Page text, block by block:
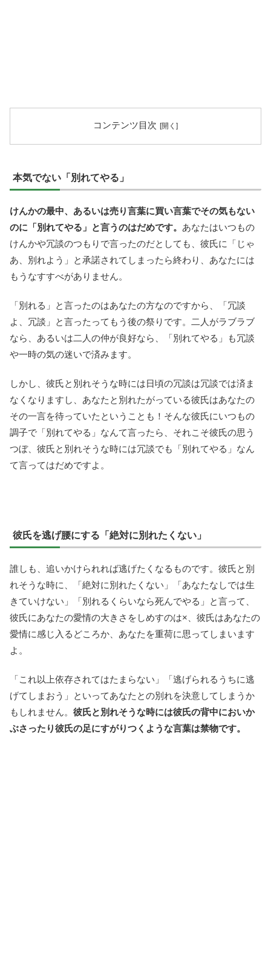
コンテンツ目次
本気でない「別れてやる」
けんかの最中、あるいは売り言葉に買い言葉でその気もない
のに「別れてやる」と言うのはだめです。 あなたはいつもの
けんかや冗談のつもりで言ったのだとしても、彼氏に「じゃ
あ、別れよう」と承諾されてしまったら終わり、あなたには
もうなすすべがありません。
「別れる」と言ったのはあなたの方なのですから、「冗談
よ、冗談」と言ったってもう後の祭りです。二人がラブラブ
なら、あるいは二人の仲が良好なら、「別れてやる」も冗談
や一時の気の迷いで済みます。
しかし、彼氏と別れそうな時には日頃の冗談は冗談では済ま
なくなりますし、あなたと別れたがっている彼氏はあなたの
その一言を待っていたということも！そんな彼氏にいつもの
調子で「別れてやる」なんて言ったら、それこそ彼氏の思う
つぼ、彼氏と別れそうな時には冗談でも「別れてやる」なん
て言ってはだめですよ。
彼氏を逃げ腰にする「絶対に別れたくない」
誰しも、追いかけられれば逃げたくなるものです。彼氏と別
れそうな時に、「絶対に別れたくない」「あなたなしでは生
きていけない」「別れるくらいなら死んでやる」と言って、
彼氏にあなたの愛情の大きさをしめすのは×、彼氏はあなたの
愛情に感じ入るどころか、あなたを重荷に思ってしまいます
よ。
「これ以上依存されてはたまらない」「逃げられるうちに逃
げてしまおう」といってあなたとの別れを決意してしまうか
もしれません。 彼氏と別れそうな時には彼氏の背中においか
ぶさったり彼氏の足にすがりつくような言葉は禁物です。